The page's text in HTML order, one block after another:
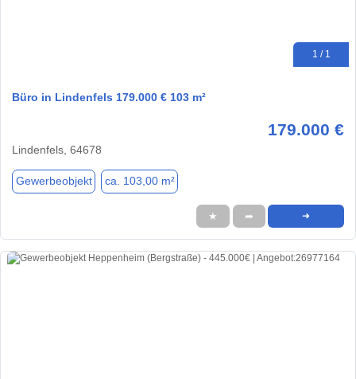
1 / 1
Büro in Lindenfels 179.000 € 103 m²
179.000 €
Lindenfels, 64678
Gewerbeobjekt ca. 103,00 m²
★ ➦ ➜